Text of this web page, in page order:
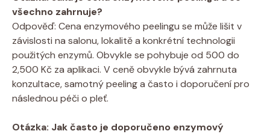
všechno zahrnuje?
Odpověď: Cena enzymového peelingu se může lišit v
závislosti na salonu, lokalitě a konkrétní technologii
použitých enzymů. Obvykle se pohybuje od 500 do
2,500 Kč za aplikaci. V ceně obvykle bývá zahrnuta
konzultace, samotný peeling a často i doporučení pro
následnou péči o pleť.
Otázka: Jak často je doporučeno enzymový